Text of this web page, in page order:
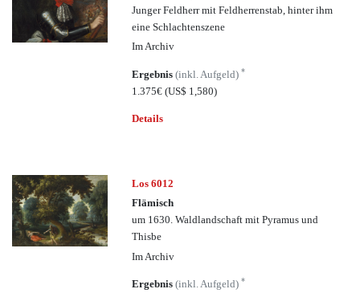
Junger Feldherr mit Feldherrenstab, hinter ihm
eine Schlachtenszene
Im Archiv
Ergebnis(inkl. Aufgeld)*
1.375€(US$ 1,580)
Details
Los 6012
Flämisch
um 1630. Waldlandschaft mit Pyramus und
Thisbe
Im Archiv
Ergebnis(inkl. Aufgeld)*